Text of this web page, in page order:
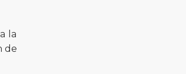
la
de